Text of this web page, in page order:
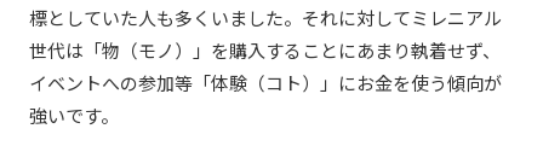
標としていた人も多くいました。それに対してミレニアル
世代は「物（モノ）」を購入することにあまり執着せず、
イベントへの参加等「体験（コト）」にお金を使う傾向が
強いです。